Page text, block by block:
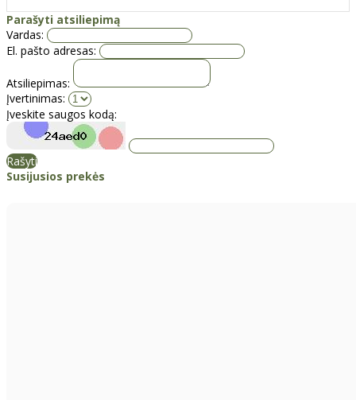
Parašyti atsiliepimą
Vardas:
El. pašto adresas:
Atsiliepimas:
Įvertinimas:
Įveskite saugos kodą:
Rašyti
Susijusios prekės